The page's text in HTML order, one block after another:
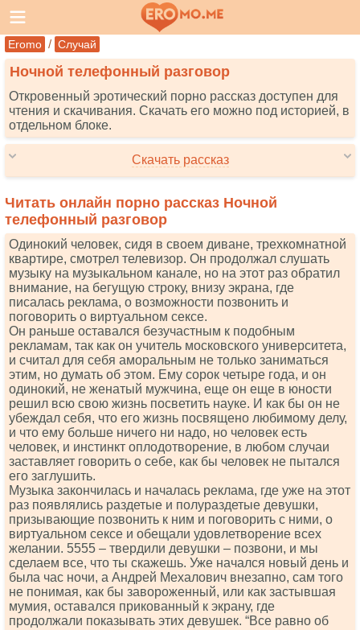
Eromo / Случай
Ночной телефонный разговор
Откровенный эротический порно рассказ доступен для
чтения и скачивания. Скачать его можно под историей, в
отдельном блоке.
Скачать рассказ
Читать онлайн порно рассказ Ночной
телефонный разговор
Одинокий человек, сидя в своем диване, трехкомнатной
квартире, смотрел телевизор. Он продолжал слушать
музыку на музыкальном канале, но на этот раз обратил
внимание, на бегущую строку, внизу экрана, где
писалась реклама, о возможности позвонить и
поговорить о виртуальном сексе.
Он раньше оставался безучастным к подобным
рекламам, так как он yчитель московского университета,
и считал для себя аморальным не только заниматься
этим, но думать об этом. Ему сорок четыре года, и он
одинокий, не женатый мужчина, еще он еще в юности
решил всю свою жизнь посветить науке. И как бы он не
убеждал себя, что его жизнь посвящено любимому делу,
и что ему больше ничего ни надо, но человек есть
человек, и инстинкт оплодотворение, в любом случаи
заставляет говорить о себе, как бы человек не пытался
его заглушить.
Музыка закончилась и началась реклама, где уже на этот
раз появлялись раздетые и полураздетые девушки,
призывающие позвонить к ним и поговорить с ними, о
виртуальном сексе и обещали удовлетворение всех
желании. 5555 – твердили девушки – позвони, и мы
сделаем все, что ты скажешь. Уже начался новый день и
была час ночи, а Андрей Мехалович внезапно, сам того
не понимая, как бы завороженный, или как застывшая
мумия, оставался прикованный к экрану, где
продолжали показывать этих девушек. “Все равно об